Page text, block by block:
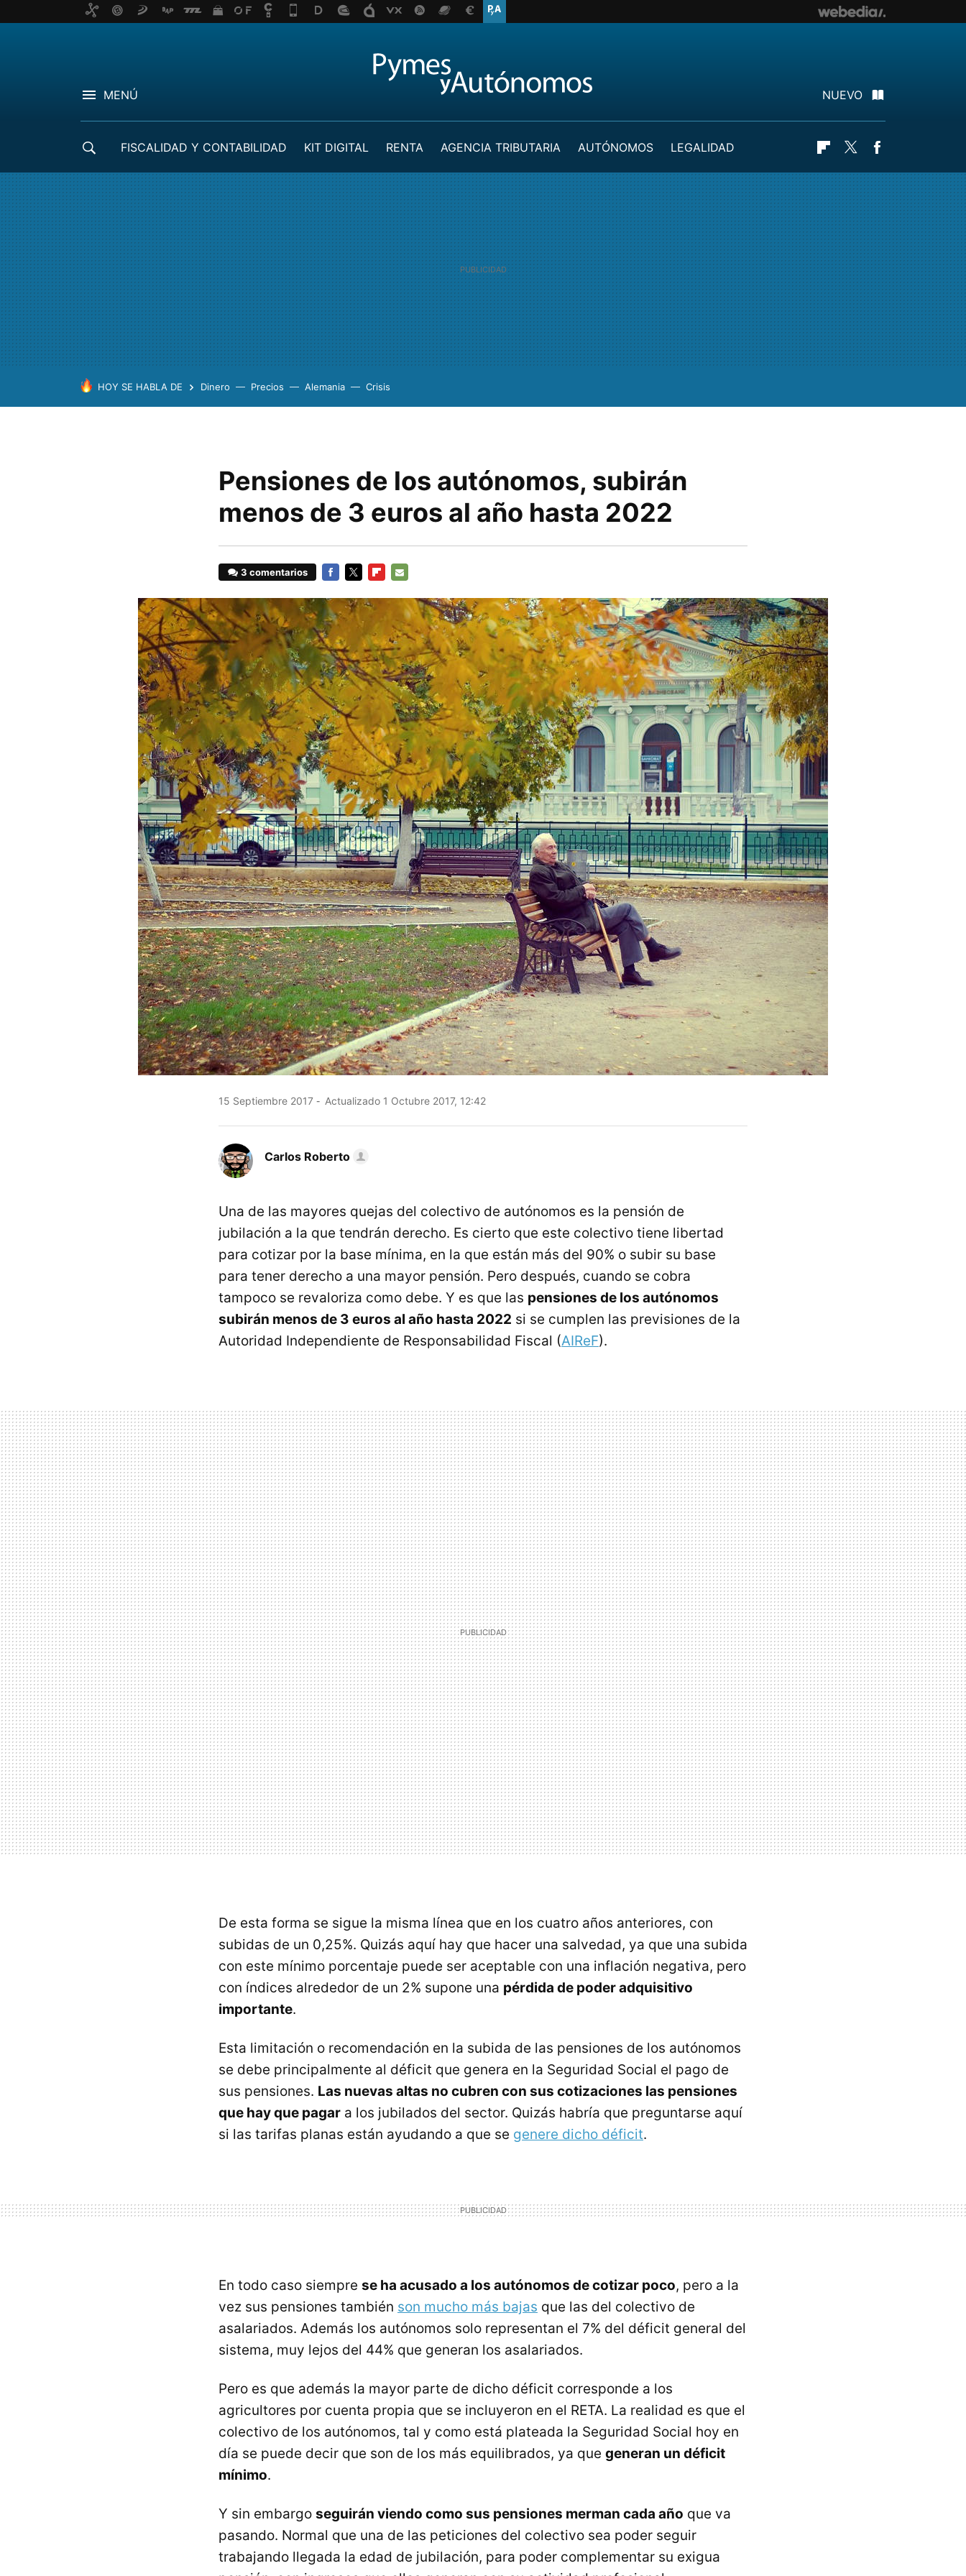
MENÚ NUEVO
FISCALIDAD Y CONTABILIDAD KIT DIGITAL RENTA AGENCIA TRIBUTARIA AUTÓNOMOS
LEGALIDAD
Flipboard
Twitter
HOY SE HABLA DE Dinero Precios Alemania Crisis
Pensiones de los autónomos, subirán
menos de 3 euros al año hasta 2022
3 comentarios
MAIL
15 Septiembre 2017 Actualizado 1 Octubre 2017, 12:42
Carlos Roberto
Una de las mayores quejas del colectivo de autónomos es la pensión de
jubilación a la que tendrán derecho. Es cierto que este colectivo tiene libertad
para cotizar por la base mínima, en la que están más del 90% o subir su base
para tener derecho a una mayor pensión. Pero después, cuando se cobra
tampoco se revaloriza como debe. Y es que las pensiones de los autónomos
subirán menos de 3 euros al año hasta 2022 si se cumplen las previsiones de la
Autoridad Independiente de Responsabilidad Fiscal (AIReF).
De esta forma se sigue la misma línea que en los cuatro años anteriores, con
subidas de un 0,25%. Quizás aquí hay que hacer una salvedad, ya que una subida
con este mínimo porcentaje puede ser aceptable con una inflación negativa, pero
con índices alrededor de un 2% supone una pérdida de poder adquisitivo
importante.
Esta limitación o recomendación en la subida de las pensiones de los autónomos
se debe principalmente al déficit que genera en la Seguridad Social el pago de
sus pensiones. Las nuevas altas no cubren con sus cotizaciones las pensiones
que hay que pagar a los jubilados del sector. Quizás habría que preguntarse aquí
si las tarifas planas están ayudando a que se genere dicho déficit.
En todo caso siempre se ha acusado a los autónomos de cotizar poco, pero a la
vez sus pensiones también son mucho más bajas que las del colectivo de
asalariados. Además los autónomos solo representan el 7% del déficit general del
sistema, muy lejos del 44% que generan los asalariados.
Pero es que además la mayor parte de dicho déficit corresponde a los
agricultores por cuenta propia que se incluyeron en el RETA. La realidad es que el
colectivo de los autónomos, tal y como está plateada la Seguridad Social hoy en
día se puede decir que son de los más equilibrados, ya que generan un déficit
mínimo.
Y sin embargo seguirán viendo como sus pensiones merman cada año que va
pasando. Normal que una de las peticiones del colectivo sea poder seguir
trabajando llegada la edad de jubilación, para poder complementar su exigua